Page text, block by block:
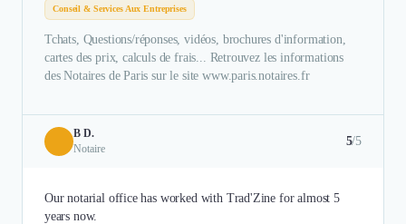
Conseil & Services Aux Entreprises
Tchats, Questions/réponses, vidéos, brochures d'information,
cartes des prix, calculs de frais... Retrouvez les informations
des Notaires de Paris sur le site www.paris.notaires.fr
B D.
Notaire
5/5
Our notarial office has worked with Trad'Zine for almost 5
years now.